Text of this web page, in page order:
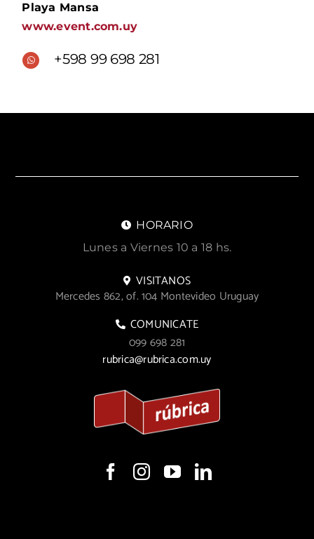
Playa Mansa
www.event.com.uy
+598 99 698 281
HORARIO
Lunes a Viernes 10 a 18 hs.
VISITANOS
Mercedes 862, of. 104 Montevideo Uruguay
COMUNICATE
099 698 281
rubrica@rubrica.com.uy